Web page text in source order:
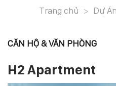
Trang chủ > Dự Án
CĂN HỘ & VĂN PHÒNG
H2 Apartment